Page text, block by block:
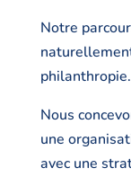
Notre
philanthropie.
Nous
une
avec une